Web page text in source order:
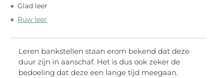
Glad leer
Ruw leer
Leren bankstellen staan erom bekend dat deze
duur zijn in aanschaf. Het is dus ook zeker de
bedoeling dat deze een lange tijd meegaan.